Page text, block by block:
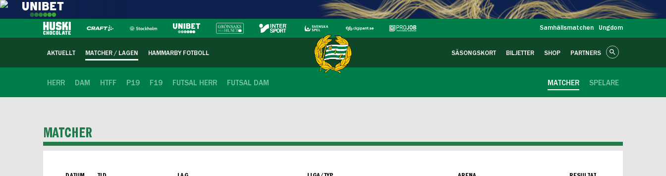
Samhällsmatchen Ungdom
AKTUELLT MATCHER / LAGEN HAMMARBY FOTBOLL SÄSONGSKORT BILJETTER SHOP PARTNERS
HERR DAM HTFF P19 F19 FUTSAL HERR FUTSAL DAM SPELARE
MATCHER
MATCHER